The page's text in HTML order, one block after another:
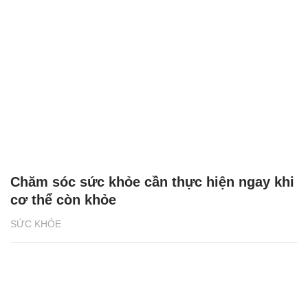
SỨC KHỎE
Chăm sóc sức khỏe cần thực hiện ngay khi
cơ thể còn khỏe